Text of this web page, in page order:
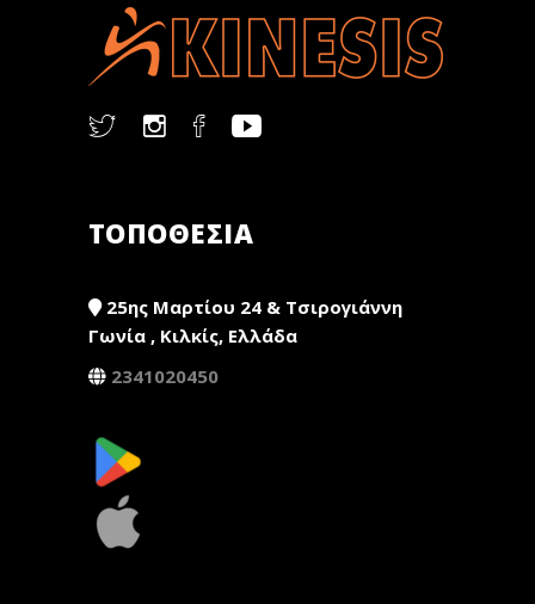
ΤΟΠΟΘΕΣΙΑ
25ης Μαρτίου 24 & Τσιρογιάννη
Γωνία , Κιλκίς, Ελλάδα
2341020450